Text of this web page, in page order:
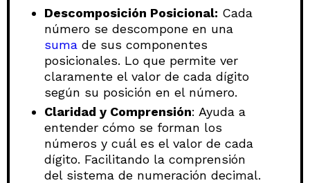
Descomposición Posicional: Cada
número se descompone en una
suma de sus componentes
posicionales. Lo que permite ver
claramente el valor de cada dígito
según su posición en el número.
Claridad y Comprensión: Ayuda a
entender cómo se forman los
números y cuál es el valor de cada
dígito. Facilitando la comprensión
del sistema de numeración decimal.